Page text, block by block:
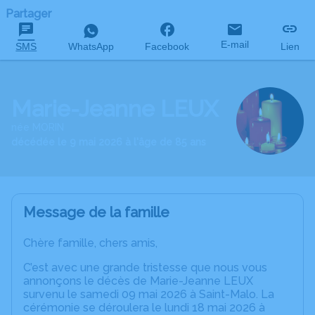
Partager
SMS WhatsApp Facebook E-mail Lien
Message de la famille
Chère famille, chers amis,
C’est avec une grande tristesse que nous vous
annonçons le décès de Marie-Jeanne LEUX
survenu le samedi 09 mai 2026 à Saint-Malo. La
cérémonie se déroulera le lundi 18 mai 2026 à